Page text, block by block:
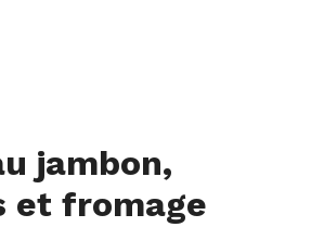
jambon,
et fromage